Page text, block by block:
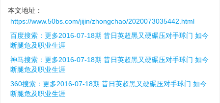
本文地址：
https://www.50bs.com/jijin/zhongchao/2020073035442.html
百度搜索：更多2016-07-18期 昔日英超黑又硬碾压对手球门 如今
断腿危及职业生涯
神马搜索：更多2016-07-18期 昔日英超黑又硬碾压对手球门 如今
断腿危及职业生涯
360搜索：更多2016-07-18期 昔日英超黑又硬碾压对手球门 如今
断腿危及职业生涯